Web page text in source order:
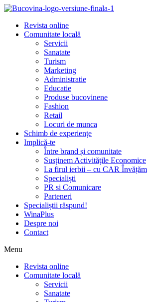
Revista online
Comunitate locală
Servicii
Sanatate
Turism
Marketing
Administratie
Educatie
Produse bucovinene
Fashion
Retail
Locuri de munca
Schimb de experiențe
Implică-te
Între brand și comunitate
Susținem Activitățile Economice
La firul ierbii – cu CAR
Specialiști
PR si Comunicare
Parteneri
Specialiștii răspund!
WinaPlus
Despre noi
Contact
Menu
Revista online
Comunitate locală
Servicii
Sanatate